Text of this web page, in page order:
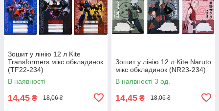
Зошит у лінію 12 л Kite
Transformers мікс обкладинок
(TF22-234)
В наявності
14,45 ₴ 18,06 ₴
Зошит у лінію 12 л Kite Naruto
мікс обкладинок (NR23-234)
В наявності 3 од.
14,45 ₴ 18,06 ₴